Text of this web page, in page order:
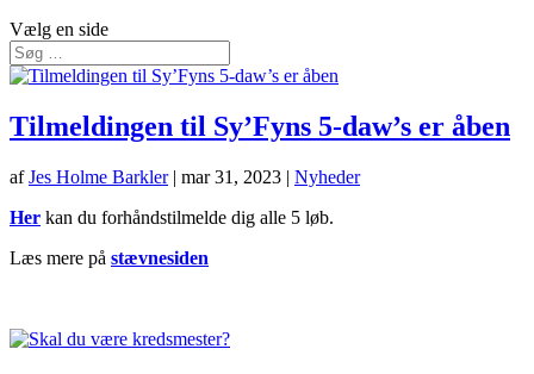
Vælg en side
Tilmeldingen til Sy’Fyns 5-daw’s er åben
afJes Holme Barkler| mar 31, 2023 | Nyheder
Her kan du forhåndstilmelde dig alle 5 løb.
Læs mere på stævnesiden